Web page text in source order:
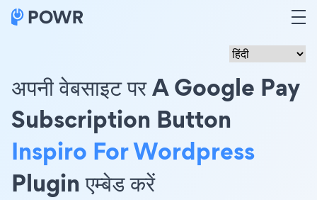
अपनी वेबसाइट पर A Google Pay
Subscription Button
Inspiro For Wordpress
Plugin एम्बेड करें